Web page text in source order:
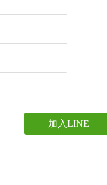
加入LINE